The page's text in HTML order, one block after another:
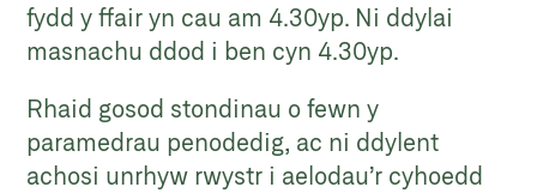
fydd y ffair yn cau am 4.30yp. Ni ddylai
masnachu ddod i ben cyn 4.30yp.
Rhaid gosod stondinau o fewn y
paramedrau penodedig, ac ni ddylent
achosi unrhyw rwystr i aelodau’r cyhoedd